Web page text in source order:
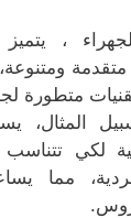
، يتميز
متقدمة
متطورة
المثال،
لكي
مما